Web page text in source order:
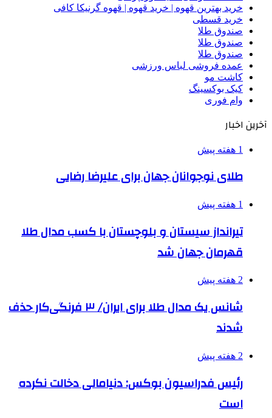
خرید بهترین قهوه | خرید قهوه | قهوه گرنیکا کافی
خرید قسطی
صندوق طلا
صندوق طلا
صندوق طلا
عمده فروشی لباس ورزشی
کاشت مو
کیک بوکسینگ
وام فوری
آخرین اخبار
1 هفته پیش
طلای نوجوانان جهان برای علیرضا رضایی
1 هفته پیش
تیرانداز سیستان و بلوچستان با کسب مدال طلا
قهرمان جهان شد
2 هفته پیش
شانس یک مدال طلا برای ایران/ ۳ فرنگی‌کار حذف
شدند
2 هفته پیش
رئیس فدراسیون بوکس: دنیامالی دخالت نکرده
است